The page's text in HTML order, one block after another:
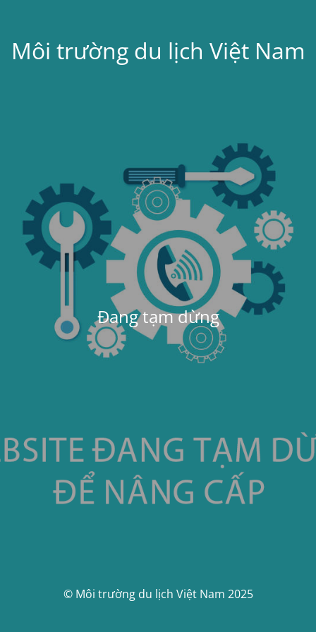
Môi trường du lịch Việt Nam
Đang tạm dừng
© Môi trường du lịch Việt Nam 2025